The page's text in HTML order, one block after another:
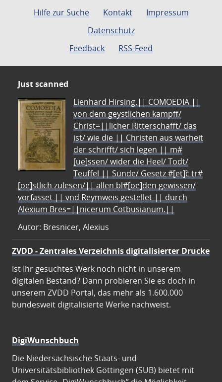
Hilfe zur Suche Kontakt
Impressum
Datenschutz
Feedback
RSS-Feed
Just scanned
Lienhard Hirsing.|| COMOEDIA ||
von dem geystlichen kampff/
Christ=||licher Ritterschafft/ das
ist/ wie die || Christen aus warheit
der schrifft/ sich legen || m#
[ue]ssen/ wider die Heel/ Todt/
Teuffel || Sünde/ Gesetz #[et]c̃ tr#
[oe]stlich zulesen/|| allen bl#[oe]den gewissen/
vorfasset || vnd Reymweis gestellet || durch
Alexium Bres=||nicerum Cotbusianum.||
Autor: Bresnicer, Alexius
ZVDD - Zentrales Verzeichnis digitalisierter Drucke
Ist Ihr gesuchtes Werk noch nicht in unserem
digitalen Bestand? Dann probieren Sie es doch in
unserem ZVDD Portal, das mehr als 1.600.000
bundesweit digitalisierte Werke nachweist.
DigiWunschbuch
Die Niedersächsische Staats- und
Universitätsbibliothek Göttingen (SUB) bietet mit